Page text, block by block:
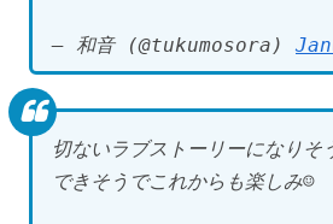
— 和音 (@tukumosora)
切ないラブストーリーになりそ
できそうでこれからも楽しみ☺️